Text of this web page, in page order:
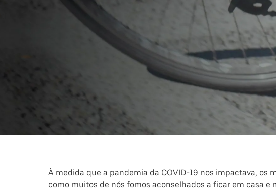
À medida que a pandemia da COVID-19 nos impactava,
como muitos de nós fomos aconselhados a ficar em casa